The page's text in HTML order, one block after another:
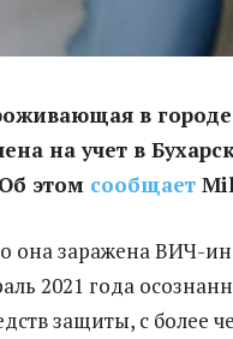
в городе
на учет в
этом сообщает
она заражена ВИЧ-
2021 года
защиты, с более